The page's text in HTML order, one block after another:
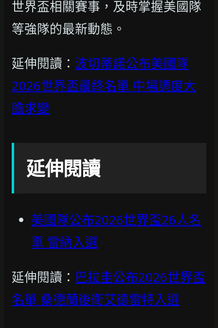
世界盃相關賽事，及時掌握美國隊
等強隊的最新動態。
延伸閱讀： 波切蒂諾公布美國隊
2026世界盃最終名單 中場調度大
膽求變
延伸閱讀
美國隊公布2026世界盃26人名
單 雷納入選
延伸閱讀： 巴拉圭公布2026世界盃
名單 桑德蘭後衛艾德雷特入選